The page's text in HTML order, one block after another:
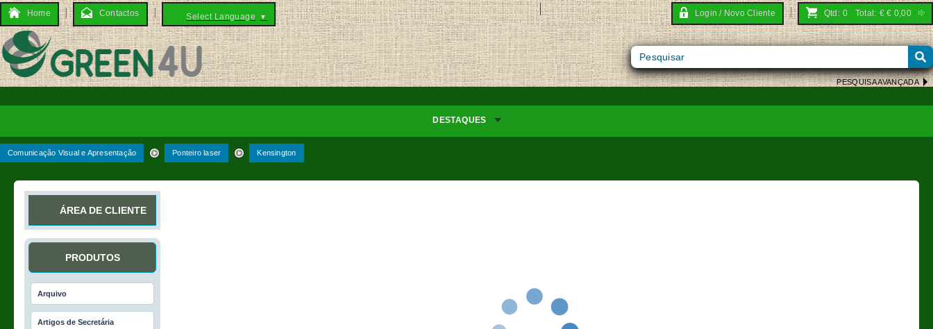
Home Contactos Select Language ▼ Login / Novo Cliente Qtd: 0 Total: €€ 0,00
PESQUISA AVANÇADA
DESTAQUES
Comunicação Visual e Apresentação Ponteiro laser Kensington
ÁREA DE CLIENTE
PRODUTOS
Arquivo
Artigos de Secretária